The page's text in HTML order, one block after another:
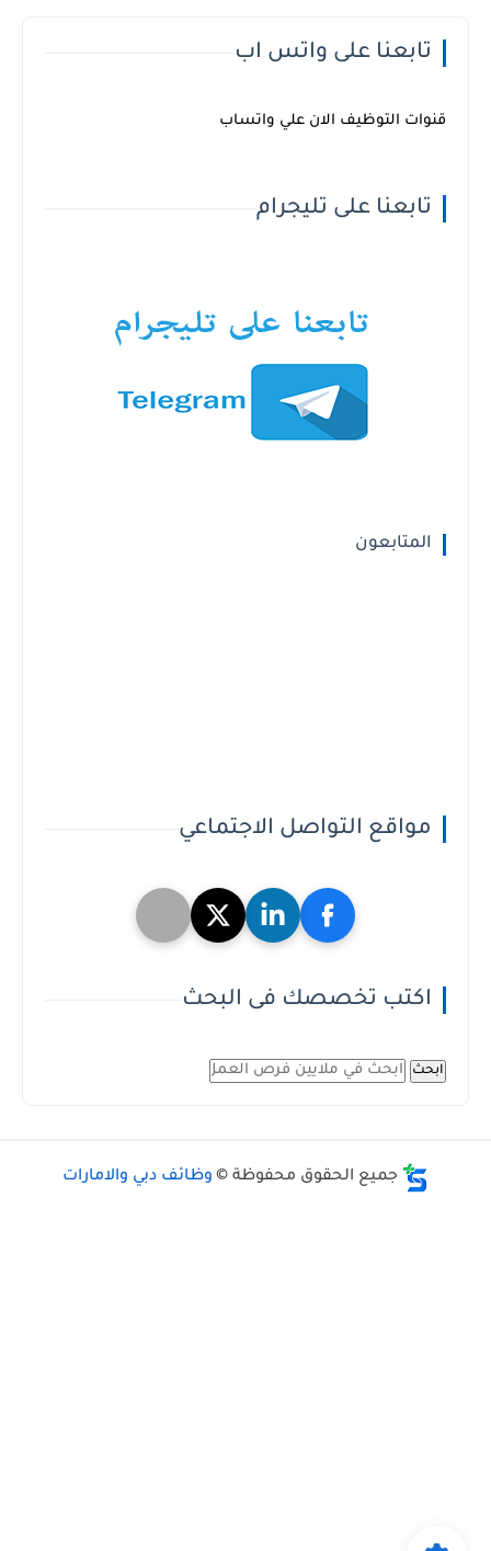
تابعنا على واتس اب
قنوات التوظيف الان علي واتساب
تابعنا على تليجرام
المتابعون
مواقع التواصل الاجتماعي
اكتب تخصصك فى البحث
ابحث
جميع الحقوق محفوظة © وظائف دبي والامارات